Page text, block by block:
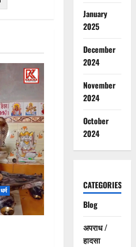
धर्म
January
2025
December
2024
November
2024
October
2024
CATEGORIES
Blog
अपराध /
हादसा